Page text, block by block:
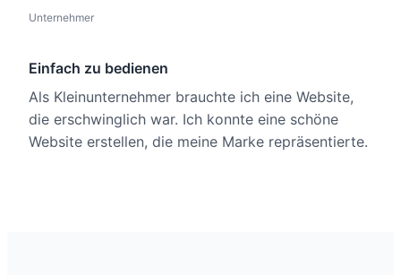
Unternehmer
Einfach zu bedienen
Als Kleinunternehmer brauchte ich eine Website,
die erschwinglich war. Ich konnte eine schöne
Website erstellen, die meine Marke repräsentierte.